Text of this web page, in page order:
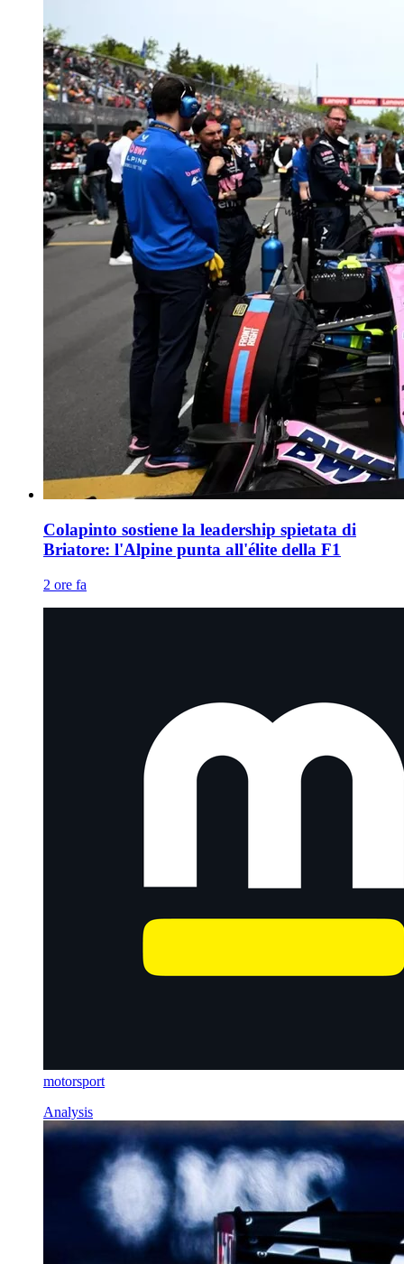
Colapinto sostiene la leadership spietata di
Briatore: l'Alpine punta all'élite della F1
2 ore fa
motorsport
Analysis